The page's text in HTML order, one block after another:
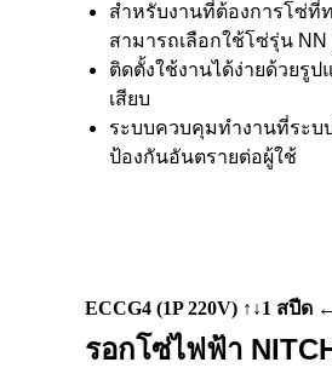
สำหรับงานที่ต้องการโซ่ที่
สามารถเลือกใช้โซ่รุ่น NN
ติดตั้งใช้งานได้ง่ายด้วยรู
เสียบ
ระบบควบคุมทำงานที่ระบ
ป้องกันอันตรายต่อผู้ใช้
ECCG4 (1P 220V) ↑↓1 สปี
รอกโซ่ไฟฟ้า